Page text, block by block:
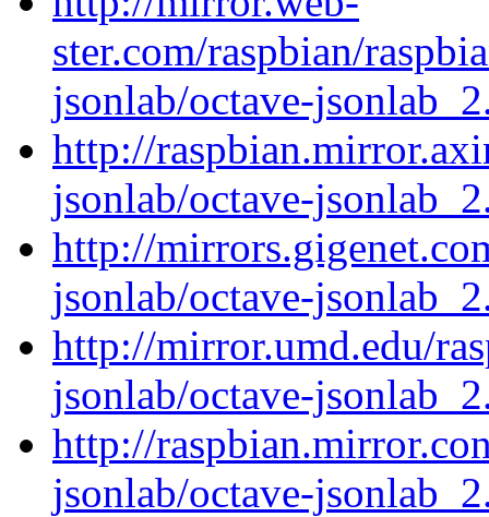
ster.com/raspbian/
jsonlab/octave-
http://
jsonlab/octave-
http://
jsonlab/octave-
http://mirror.umd.edu/
jsonlab/octave-
http://
jsonlab/octave-